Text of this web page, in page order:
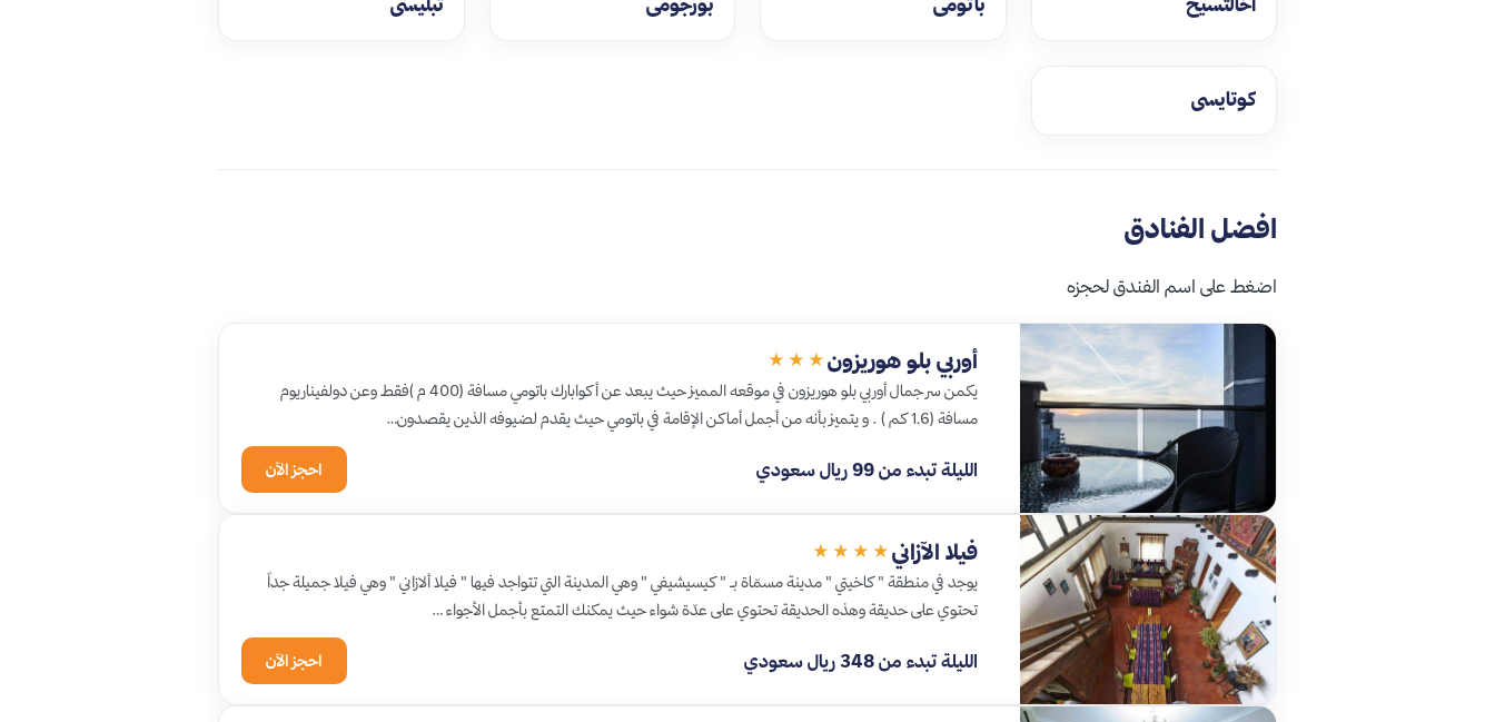
كوتايسى
افضل الفنادق
اضغط على اسم الفندق لحجزه
أوربي بلو هوريزون ★★★
يكمن سر جمال أوربي بلو هوريزون في موقعه المميز حيث يبعد عن أكوابارك باتومي مسافة (400 م )فقط وعن دولفيناريوم
مسافة (1,6 كم ) . و يتميز بأنه من أجمل أماكن الإقامة في باتومي حيث يقدم لضيوفه الذين يقصدون…
الليلة تبدء من 99 ريال سعودي احجز الآن
فيلا الآزاني ★★★★
يوجد في منطقة " كاخيتي " مدينة مسمّاة بـ " كيسيشيفي " وهي المدينة التي تتواجد فيها " فيلا ألازاني " وهي فيلا جميلة جداً
تحتوي على حديقة وهذه الحديقة تحتوي على عدّة شواء حيث يمكنك التمتع بأجمل الأجواء …
الليلة تبدء من 348 ريال سعودي احجز الآن